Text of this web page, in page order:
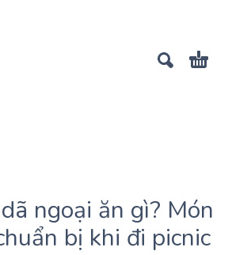
ngoại ăn gì? Món
bị khi đi picnic